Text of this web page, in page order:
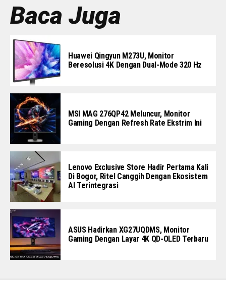
Baca Juga
Huawei Qingyun M273U, Monitor
Beresolusi 4K Dengan Dual-Mode 320 Hz
MSI MAG 276QP42 Meluncur, Monitor
Gaming Dengan Refresh Rate Ekstrim Ini
Lenovo Exclusive Store Hadir Pertama Kali
Di Bogor, Ritel Canggih Dengan Ekosistem
AI Terintegrasi
ASUS Hadirkan XG27UQDMS, Monitor
Gaming Dengan Layar 4K QD-OLED Terbaru